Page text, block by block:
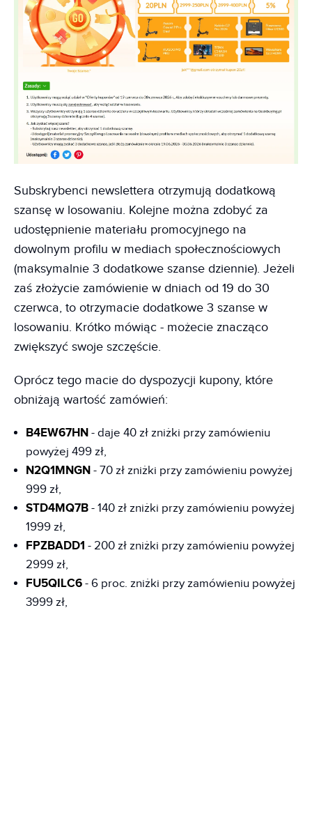
Subskrybenci newslettera otrzymują dodatkową
szansę w losowaniu. Kolejne można zdobyć za
udostępnienie materiału promocyjnego na
dowolnym profilu w mediach społecznościowych
(maksymalnie 3 dodatkowe szanse dziennie). Jeżeli
zaś złożycie zamówienie w dniach od 19 do 30
czerwca, to otrzymacie dodatkowe 3 szanse w
losowaniu. Krótko mówiąc - możecie znacząco
zwiększyć swoje szczęście.
Oprócz tego macie do dyspozycji kupony, które
obniżają wartość zamówień:
B4EW67HN - daje 40 zł zniżki przy zamówieniu
powyżej 499 zł,
N2Q1MNGN - 70 zł zniżki przy zamówieniu powyżej
999 zł,
STD4MQ7B - 140 zł zniżki przy zamówieniu powyżej
1999 zł,
FPZBADD1 - 200 zł zniżki przy zamówieniu powyżej
2999 zł,
FU5QILC6 - 6 proc. zniżki przy zamówieniu powyżej
3999 zł,